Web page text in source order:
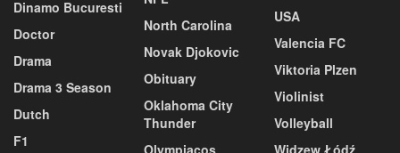
Dinamo Bucuresti
Doctor
Drama
Drama 3 Season
Dutch
F1
North Carolina
Novak Djokovic
Obituary
Oklahoma City
Thunder
USA
Valencia FC
Viktoria Plzen
Violinist
Volleyball